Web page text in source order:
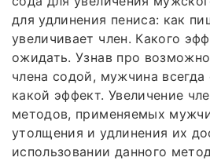
для удлинения пениса: как
увеличивает член. Какого
ожидать. Узнав про
члена содой, мужчина
какой эффект. Увеличение
методов, применяемых
утолщения и удлинения их
использовании данного